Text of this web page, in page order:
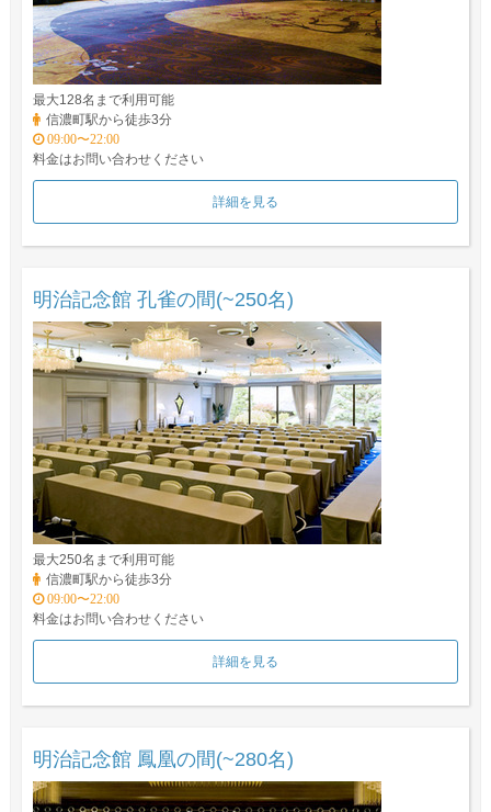
最大128名まで利用可能
信濃町駅から徒歩3分
09:00〜22:00
料金はお問い合わせください
詳細を見る
明治記念館 孔雀の間(~250名)
最大250名まで利用可能
信濃町駅から徒歩3分
09:00〜22:00
料金はお問い合わせください
詳細を見る
明治記念館 鳳凰の間(~280名)